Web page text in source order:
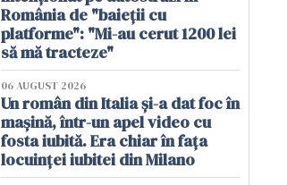
România de "baieții cu
platforme": "Mi-au cerut 1200 lei
să mă tracteze"
06 AUGUST 2026
Un român din Italia și-a dat foc în
mașină, într-un apel video cu
fosta iubită. Era chiar în fața
locuinței iubitei din Milano